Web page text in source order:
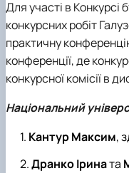
Для участі в Конкурсі
конкурсних робіт
практичну
конференції, де
конкурсної комісії в
Національний
Кантур Максим,
Дранко Ірината